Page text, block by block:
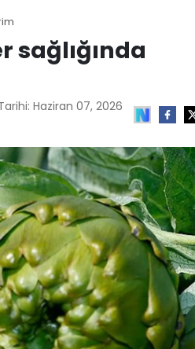
sağlığında
Haziran 07, 2026